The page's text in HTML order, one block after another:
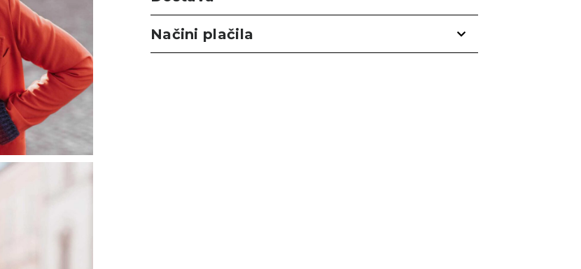
Načini plačila